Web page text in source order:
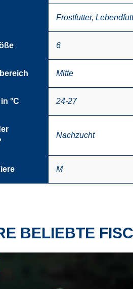
Frostfutter,
6
Mitte
°C 24-27
Nachzucht
M
BELIEBTE